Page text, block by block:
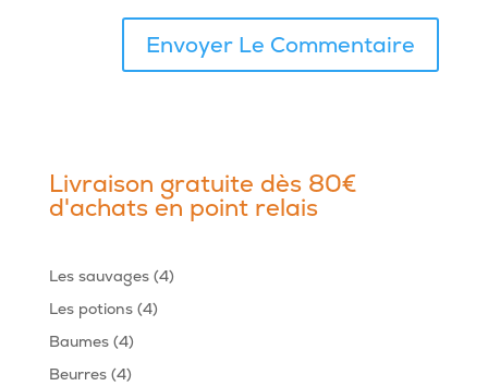
Livraison gratuite dès 80€
d'achats en point relais
Les sauvages 44
Les potions 44
Baumes 44
produits
Beurres 44